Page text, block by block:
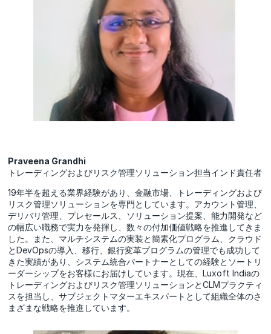
Praveena Grandhi
トレーディングおよびリスク管理ソリューション担当インド責任者
19年半を超える業界経験があり、金融市場、トレーディングおよび
リスク管理ソリューションを専門としています。アカウント管理、
デリバリ管理、プレセールス、ソリューション提案、能力開発など
の幅広い職務で実力を発揮し、数々の付加価値戦略を推進してきま
した。また、マルチシステムの実装と簡素化プログラム、クラウド
とDevOpsの導入、移行、銀行変革プログラムの管理でも成功して
きた実績があり、システム統合パートナーとしての経験とソートリ
ーダーシップをお客様にお届けしています。現在、Luxoft Indiaの
トレーディングおよびリスク管理ソリューションとCLMプラクティ
スを担当し、サブジェクトマターエキスパートとして組織全体のさ
まざまな戦略を推進しています。